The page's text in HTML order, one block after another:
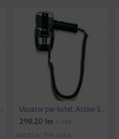
1200 Super, Valera Uscator par hotel, Action Super Plus 1200W, Valera
298,20 lei + TVA
360,82 lei TVA inclus